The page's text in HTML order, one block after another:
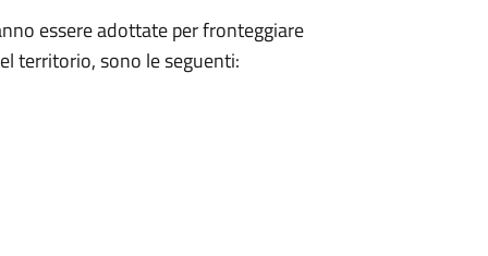
essere adottate per fronteggiare
territorio, sono le seguenti: